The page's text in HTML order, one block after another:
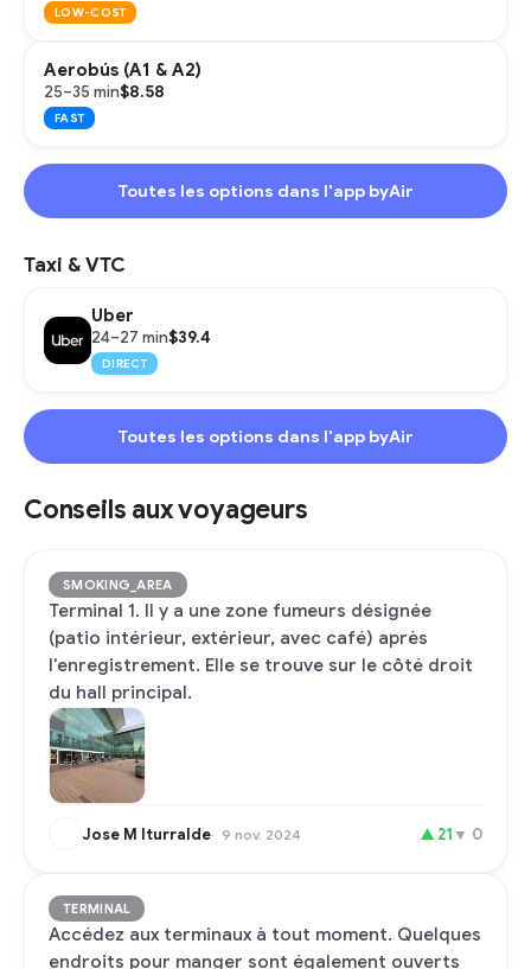
LOW-COST
Aerobús (A1 & A2)
25–35 min$8.58
FAST
Toutes les options dans l'app byAir
Taxi & VTC
Uber
24–27 min$39.4
DIRECT
Toutes les options dans l'app byAir
Conseils aux voyageurs
SMOKING_AREA
Terminal 1. Il y a une zone fumeurs désignée
(patio intérieur, extérieur, avec café) après
l'enregistrement. Elle se trouve sur le côté droit
du hall principal.
Jose M Iturralde 9 nov. 2024 ▲ 21 ▼ 0
TERMINAL
Accédez aux terminaux à tout moment. Quelques
endroits pour manger sont également ouverts